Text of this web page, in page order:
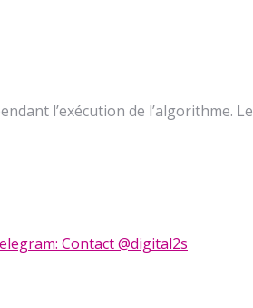
l’exécution de l’algorithme. Le
Contact @digital2s